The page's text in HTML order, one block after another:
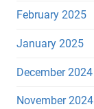
February 2025
January 2025
December 2024
November 2024